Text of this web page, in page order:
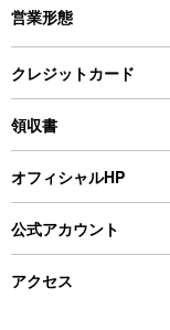
営業形態
クレジットカード
領収書
オフィシャルHP
公式アカウント
アクセス